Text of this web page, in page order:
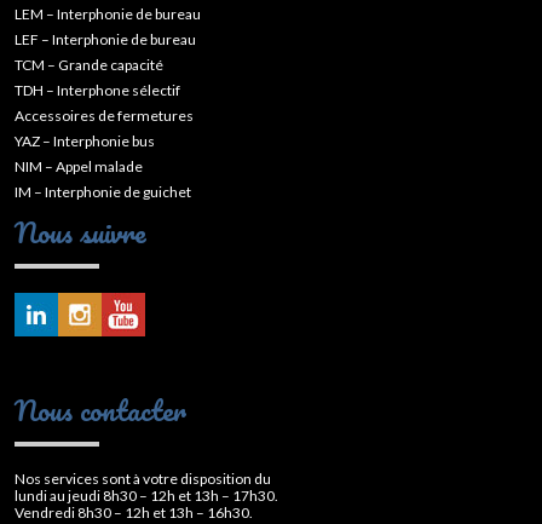
LEM – Interphonie de bureau
LEF – Interphonie de bureau
TCM – Grande capacité
TDH – Interphone sélectif
Accessoires de fermetures
YAZ – Interphonie bus
NIM – Appel malade
IM – Interphonie de guichet
Nous suivre
Nous contacter
Nos services sont à votre disposition du
lundi au jeudi 8h30 – 12h et 13h – 17h30.
Vendredi 8h30 – 12h et 13h – 16h30.